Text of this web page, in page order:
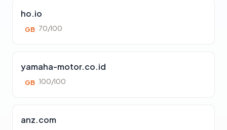
ho.io
GB 70/100
yamaha-motor.co.id
GB 100/100
anz.com